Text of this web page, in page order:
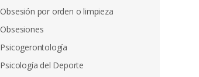
Obsesión por orden o limpieza
Obsesiones
Psicogerontología
Psicología del Deporte